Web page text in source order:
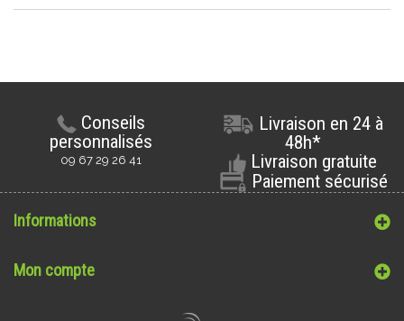
Conseils
personnalisés
09 67 29 26 41
Livraison en 24 à
48h*
Livraison gratuite
Paiement sécurisé
Informations
Mon compte